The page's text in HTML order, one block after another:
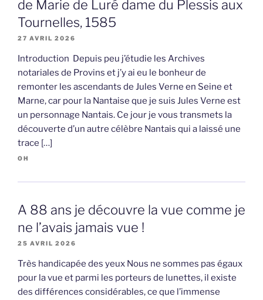
de Marie de Luré dame du Plessis aux
Tournelles, 1585
27 AVRIL 2026
Introduction Depuis peu j’étudie les Archives
notariales de Provins et j’y ai eu le bonheur de
remonter les ascendants de Jules Verne en Seine et
Marne, car pour la Nantaise que je suis Jules Verne est
un personnage Nantais. Ce jour je vous transmets la
découverte d’un autre célèbre Nantais qui a laissé une
trace […]
OH
A 88 ans je découvre la vue comme je
ne l’avais jamais vue !
25 AVRIL 2026
Très handicapée des yeux Nous ne sommes pas égaux
pour la vue et parmi les porteurs de lunettes, il existe
des différences considérables, ce que l’immense